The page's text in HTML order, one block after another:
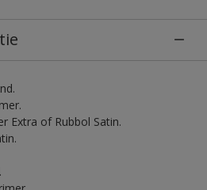
Extra of Rubbol Satin.